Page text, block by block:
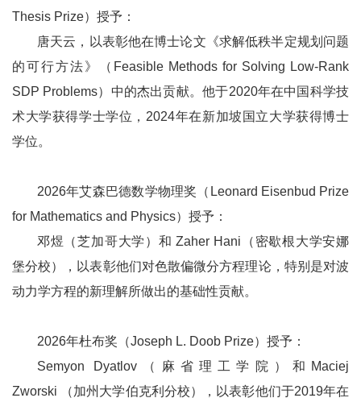
Thesis Prize）授予：
唐天云，以表彰他在博士论文《求解低秩半定规划问题
的可行方法》（Feasible Methods for Solving Low-Rank
SDP Problems）中的杰出贡献。他于2020年在中国科学技
术大学获得学士学位，2024年在新加坡国立大学获得博士
学位。
2026年艾森巴德数学物理奖（Leonard Eisenbud Prize
for Mathematics and Physics）授予：
邓煜（芝加哥大学）和 Zaher Hani（密歇根大学安娜
堡分校），以表彰他们对色散偏微分方程理论，特别是对波
动力学方程的新理解所做出的基础性贡献。
2026年杜布奖（Joseph L. Doob Prize）授予：
Semyon Dyatlov（麻省理工学院）和Maciej
Zworski （加州大学伯克利分校），以表彰他们于2019年在